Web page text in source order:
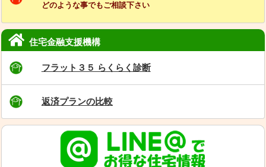
どのような事でもご相談下さい
住宅金融支援機構
フラット３５ らくらく診断
返済プランの比較